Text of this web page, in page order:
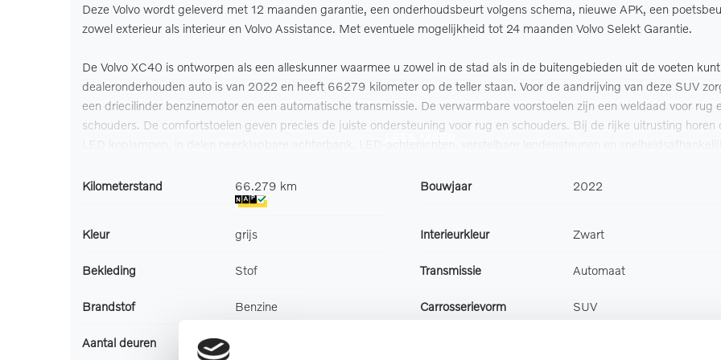
LEES MEER
Deze Volvo wordt geleverd met 12 maanden garantie, een onderhoudsbeurt volgens schema, nieuwe APK, een
zowel exterieur als interieur en Volvo Assistance. Met eventuele mogelijkheid tot 24 maanden Volvo Selekt Garantie.
De Volvo XC40 is ontworpen als een alleskunner waarmee u zowel in de stad als in de buitengebieden uit de voeten
dealeronderhouden auto is van 2022 en heeft 66279 kilometer op de teller staan. Voor de aandrijving van deze SUV
een driecilinder benzinemotor en een automatische transmissie. De verwarmbare voorstoelen zijn een weldaad voor rug
schouders. De comfortstoelen geven precies de juiste ondersteuning voor rug en schouders. Bij de rijke uitrusting horen
De digitale wereld van mobiliteit verwelkomt u; op het digitale dashboard wordt alles weergegeven om uw rit
ingebouwde spraakbediening kunt u de belangrijkste voertuigsystemen bedienen met stemcommando's. Had u de auto
voor een achteropkomend verkeer waarschuwing als de afstand tot het verkeer achter te klein wordt. Deze auto is
WIFI-hotspot, kruisend verkeer detectie, electronic climate control, DAB ontvangst, regensensor en cruise control.
De geavanceerde technologie in deze Volvo is in staat om onderweg het verkeer om u heen te monitoren en er op te
Zo hebt u als het ware een automatische co-piloot aan boord. Onderweg fungeert de verkeersbord-detectie als het ware
Kilometerstand 66.279 km Bouwjaar 2022
Kleur grijs Interieurkleur Zwart
Bekleding Stof Transmissie Automaat
Brandstof Benzine Carrosserievorm SUV
Aantal deuren